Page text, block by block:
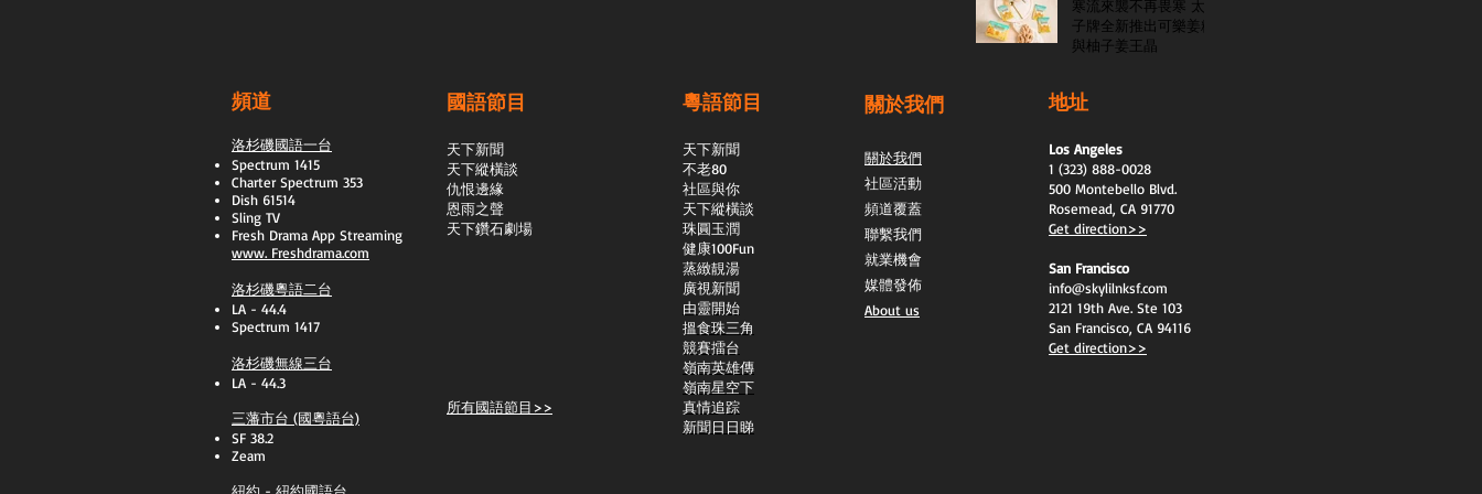
寒流來襲不再畏寒 太
子牌全新推出可樂姜糖
與柚子姜王晶
頻道
洛杉磯國語一台
Spectrum 1415
Charter Spectrum 353
Dish 61514
Sling TV
​Fresh Drama App Streaming
www. Freshdrama.com
洛杉磯粵語二台
LA - 44.4
Spectrum 1417
洛杉磯無線三台
LA - 44.3
三藩市台 (國粵語台)
SF 38.2
Zeam
國語節目
天下新聞
天下縱橫談
​仇恨邊緣
恩雨之聲
天下鑽石劇場
所有國語節目>>
粵語節目
天下新聞
不老80
社區與你
天下縱橫談
​珠圓玉潤
​健康100Fun
蒸緻靚湯
​廣視新聞
由靈開始
搵食珠三角
競賽擂台
嶺南英雄傳
嶺南星空下
真情追踪
新聞日日睇
關於我們
關於我們
社區活動
頻道覆蓋
聯繫我們
就業機會
媒體發佈
About us
地址
Los Angeles
1 (323) 888-0028
500 Montebello Blvd.
Rosemead, CA 91770
Get direction>>
San Francisco
info@skylilnksf.com
2121 19th Ave. Ste 103
San Francisco, CA 94116
Get direction>>